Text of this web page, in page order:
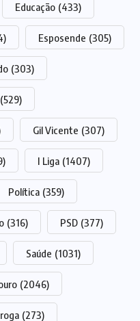
Educação (433)
Esposende (305)
(303)
(529)
Gil Vicente (307)
I Liga (1407)
Política (359)
(316) PSD (377)
Saúde (1031)
(2046)
(273)